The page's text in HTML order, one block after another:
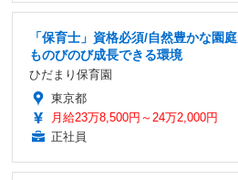
「保育士」資格必須/自然豊かな園
ものびのび成長できる環境
ひだまり保育園
東京都
月給23万8,500円～24万2,000円
正社員